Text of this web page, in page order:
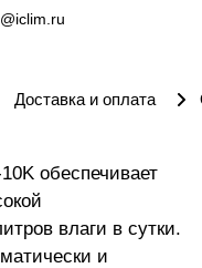
Доставка и оплата
обеспечивает
влаги в сутки.
и